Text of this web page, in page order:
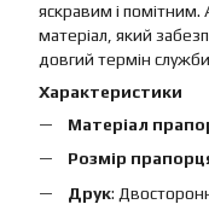
яскравим і помітним.
матеріал, який
довгий термін
Характеристики
Матеріал
Розмір
Друк: